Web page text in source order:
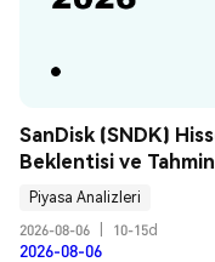
SanDisk (SNDK)
Beklentisi ve
Piyasa Analizleri
2026-08-06
10-15d
2026-08-06